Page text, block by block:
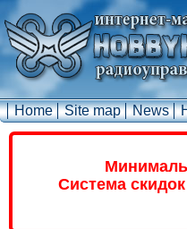
Home Site map News
Система